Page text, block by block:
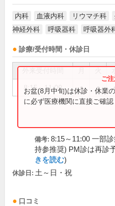
内科 血液内科 リウマチ科
神経外科
呼吸器科 呼吸器外
診療/受付時間・休診日
8:15～11:00 ● ●
お盆(8月中旬)は休診・休業
に必ず医療機関に直接ご確認
備考: 8:15～11:00 一部
持参推奨) PM診は再診
きを読む)
休診日: 土～日・祝
口コミ